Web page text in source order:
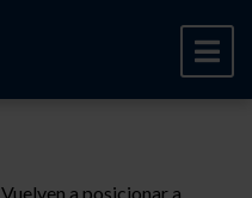
Vuelven a posicionar a